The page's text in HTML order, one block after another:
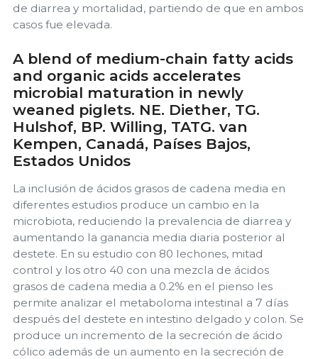
de diarrea y mortalidad, partiendo de que en ambos
casos fue elevada.
A blend of medium-chain fatty acids
and organic acids accelerates
microbial maturation in newly
weaned piglets. NE. Diether, TG.
Hulshof, BP. Willing, TATG. van
Kempen, Canadá, Países Bajos,
Estados Unidos
La inclusión de ácidos grasos de cadena media en
diferentes estudios produce un cambio en la
microbiota, reduciendo la prevalencia de diarrea y
aumentando la ganancia media diaria posterior al
destete. En su estudio con 80 lechones, mitad
control y los otro 40 con una mezcla de ácidos
grasos de cadena media a 0.2% en el pienso les
permite analizar el metaboloma intestinal a 7 días
después del destete en intestino delgado y colon. Se
produce un incremento de la secreción de ácido
cólico además de un aumento en la secreción de